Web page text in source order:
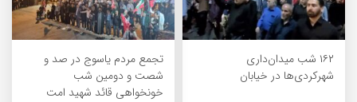
۱۶۲ شب میدان‌داری
شهرکردی‌ها در خیابان
تجمع مردم یاسوج در صد و
شصت و دومین شب
خونخواهی قائد شهید امت